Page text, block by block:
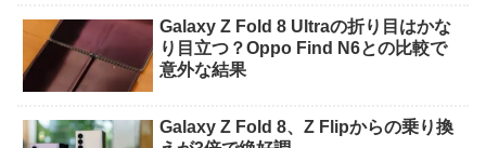
Galaxy Z Fold 8 Ultraの折り目はかな
り目立つ？Oppo Find N6との比較で
意外な結果
Galaxy Z Fold 8、Z Flipからの乗り換